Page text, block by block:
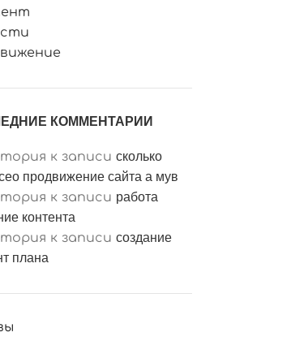
КОММЕНТАРИИ
к записи сколько
продвижение сайта а мув
к записи работа
контента
к записи создание
плана